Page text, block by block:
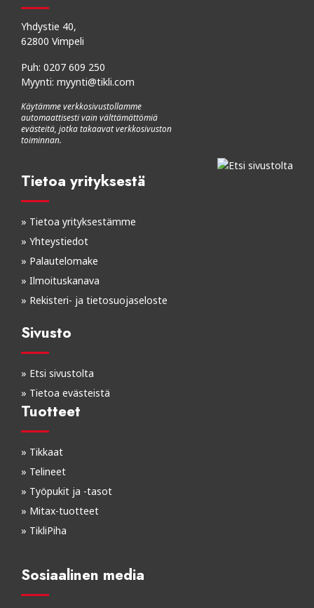
Yhdystie 40,
62800 Vimpeli
Puh: 0207 609 250
Myynti: myynti@tikli.com
Käytämme verkkosivustollamme
automaattisesti vain välttämättömiä
evästeitä, jotka takaavat verkkosivuston
toiminnan.
Tietoa yrityksestä
» Tietoa yrityksestämme
» Yhteystiedot
» Palautelomake
» Ilmoituskanava
» Rekisteri- ja tietosuojaseloste
Sivusto
» Etsi sivustolta
» Tietoa evästeistä
Tuotteet
» Tikkaat
» Telineet
» Työpukit ja -tasot
» Mitax-tuotteet
» TikliPiha
Sosiaalinen media